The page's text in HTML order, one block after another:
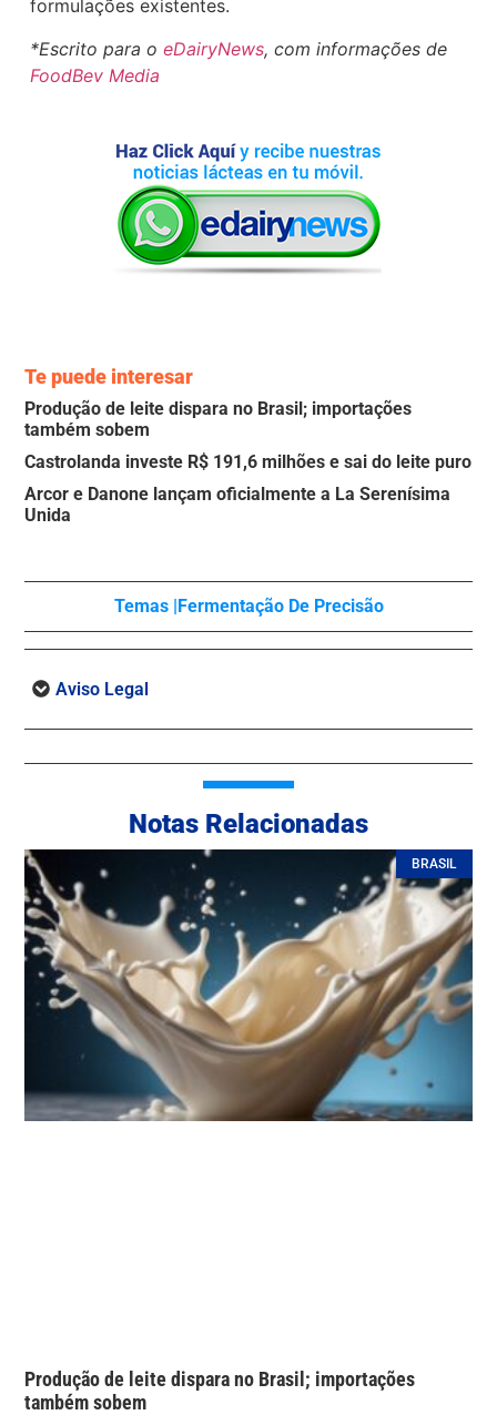
formulações existentes.
*Escrito para oeDairyNews, com informações de
FoodBev Media
Te puede interesar
Produção de leite dispara no Brasil; importações
também sobem
Castrolanda investe R$ 191,6 milhões e sai do leite puro
Arcor e Danone lançam oficialmente a La Serenísima
Unida
Temas |Fermentação De Precisão
Aviso Legal
Notas Relacionadas
BRASIL
Produção de leite dispara no Brasil; importações
também sobem